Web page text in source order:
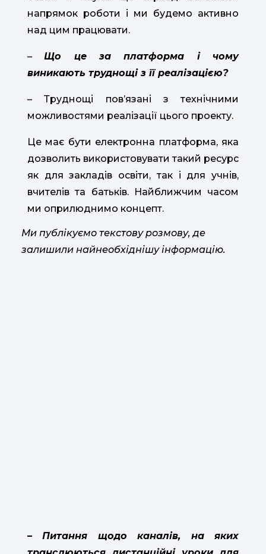
напрямок роботи і ми будемо активно
над цим працювати.
–Що це за платформа і чому
виникають труднощі з її реалізацією?
– Труднощі пов’язані з технічними
можливостями реалізації цього проекту.
Це має бути електронна платформа, яка
дозволить використовувати такий ресурс
як для закладів освіти, так і для учнів,
вчителів та батьків. Найближчим часом
ми оприлюднимо концепт.
Ми публікуємо текстову розмову, де
залишили найнеобхіднішу інформацію.
– Питання щодо каналів, на яких